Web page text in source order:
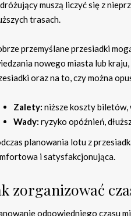
muszą liczyć się z
trasach.
przemyślane przesiadki
nowego miasta lub
oraz na to, czy można
Zalety: niższe koszty biletów,
Wady: ryzyko opóźnień,
planowania lotu z
i satysfakcjonująca.
zorganizować
odpowiedniego czasu